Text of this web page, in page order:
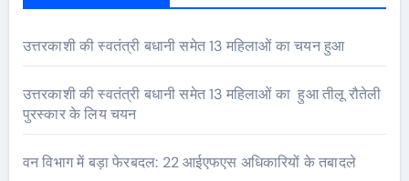
उत्तरकाशी की स्वतंत्री बधानी समेत 13 महिलाओं का चयन हुआ
उत्तरकाशी की स्वतंत्री बधानी समेत 13 महिलाओं का हुआ तीलू रौतेली
पुरस्कार के लिय चयन
वन विभाग में बड़ा फेरबदल: 22 आईएफएस अधिकारियों के तबादले